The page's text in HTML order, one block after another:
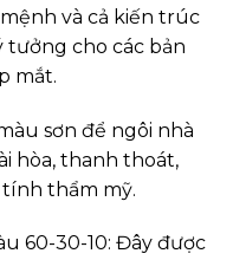
và cả kiến trúc
tưởng cho các bản
mắt.
sơn để ngôi nhà
hòa, thanh thoát,
thẩm mỹ.
60-30-10: Đây được